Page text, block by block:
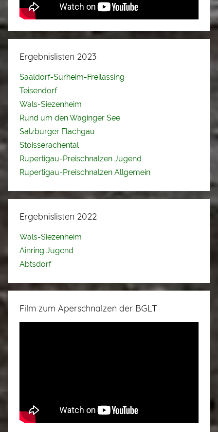
Ergebnislisten 2023
Saaldorf-Surheim-Freilassing
Teisendorf
Wals-Siezenheim
Rund um den Waginger See
Salzburger Flachgau
Stoisserachental
Rupertigau-Preischnalzen Jugend
Rupertigau-Preischnalzen Allgemein
Ergebnislisten 2022
Wals-Siezenheim
Ainring Jugend
Abtsdorf
Film zum Aperschnalzen der BGLT